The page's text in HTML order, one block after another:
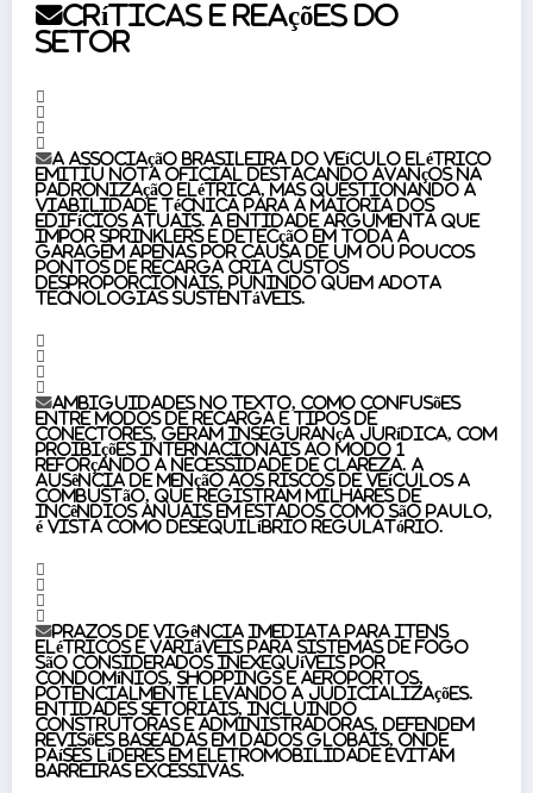
Críticas e reações do
setor
A Associação Brasileira do Veículo Elétrico
emitiu nota oficial destacando avanços na
padronização elétrica, mas questionando a
viabilidade técnica para a maioria dos
edifícios atuais. A entidade argumenta que
impor sprinklers e detecção em toda a
garagem apenas por causa de um ou poucos
pontos de recarga cria custos
desproporcionais, punindo quem adota
tecnologias sustentáveis.
Ambiguidades no texto, como confusões
entre modos de recarga e tipos de
conectores, geram insegurança jurídica, com
proibições internacionais ao modo 1
reforçando a necessidade de clareza. A
ausência de menção aos riscos de veículos a
combustão, que registram milhares de
incêndios anuais em estados como São Paulo,
é vista como desequilíbrio regulatório.
Prazos de vigência imediata para itens
elétricos e variáveis para sistemas de fogo
são considerados inexequíveis por
condomínios, shoppings e aeroportos,
potencialmente levando a judicializações.
Entidades setoriais, incluindo
construtoras e administradoras, defendem
revisões baseadas em dados globais, onde
países líderes em eletromobilidade evitam
barreiras excessivas.